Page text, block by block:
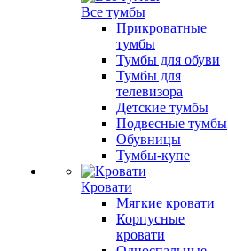
Все тумбы
Прикроватные
тумбы
Тумбы для обуви
Тумбы для
телевизора
Детские тумбы
Подвесные тумбы
Обувницы
Тумбы-купе
Кровати
Мягкие кровати
Корпусные
кровати